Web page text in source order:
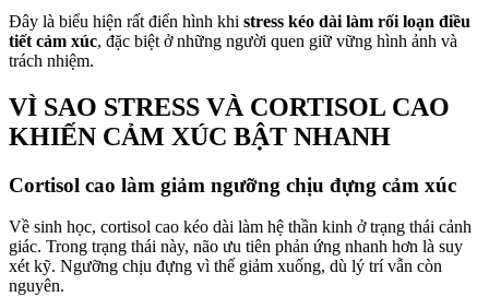
Đây là biểu hiện rất điển hình khi stress kéo dài làm rối loạn điều
tiết cảm xúc, đặc biệt ở những người quen giữ vững hình ảnh và
trách nhiệm.
VÌ SAO STRESS VÀ CORTISOL CAO
KHIẾN CẢM XÚC BẬT NHANH
Cortisol cao làm giảm ngưỡng chịu đựng cảm xúc
Về sinh học, cortisol cao kéo dài làm hệ thần kinh ở trạng thái cảnh
giác. Trong trạng thái này, não ưu tiên phản ứng nhanh hơn là suy
xét kỹ. Ngưỡng chịu đựng vì thế giảm xuống, dù lý trí vẫn còn
nguyên.